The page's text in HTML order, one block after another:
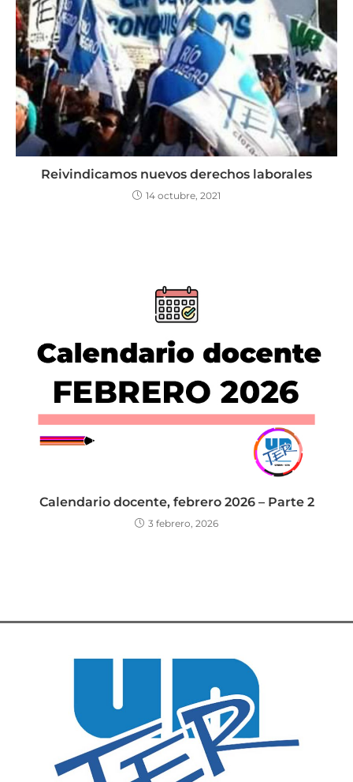
Reivindicamos nuevos derechos laborales
14 octubre, 2021
Calendario docente, febrero 2026 – Parte 2
3 febrero, 2026